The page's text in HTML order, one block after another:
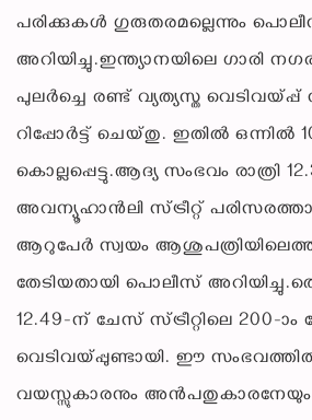
പരിക്കുകള്‍ ഗുരുതരമല്ലെന്നും
അറിയിച്ചു.ഇന്ത്യാനയിലെ ഗാരി
പുലര്‍ച്ചെ രണ്ട് വ്യത്യസ്ത
റിപ്പോര്‍ട്ട് ചെയ്തു. ഇതില്‍ ഒന്നില്‍
കൊല്ലപ്പെട്ടു.ആദ്യ സംഭവം രാത്രി
അവന്യൂഹാന്‍ലി സ്ട്രീറ്റ്
ആറുപേര്‍ സ്വയം
തേടിയതായി പൊലീസ്
12.49-ന് ചേസ് സ്ട്രീറ്റിലെ 200-ാം
വെടിവയ്പ്പുണ്ടായി. ഈ സംഭവത്തില്‍
വയസ്സുകാരനും